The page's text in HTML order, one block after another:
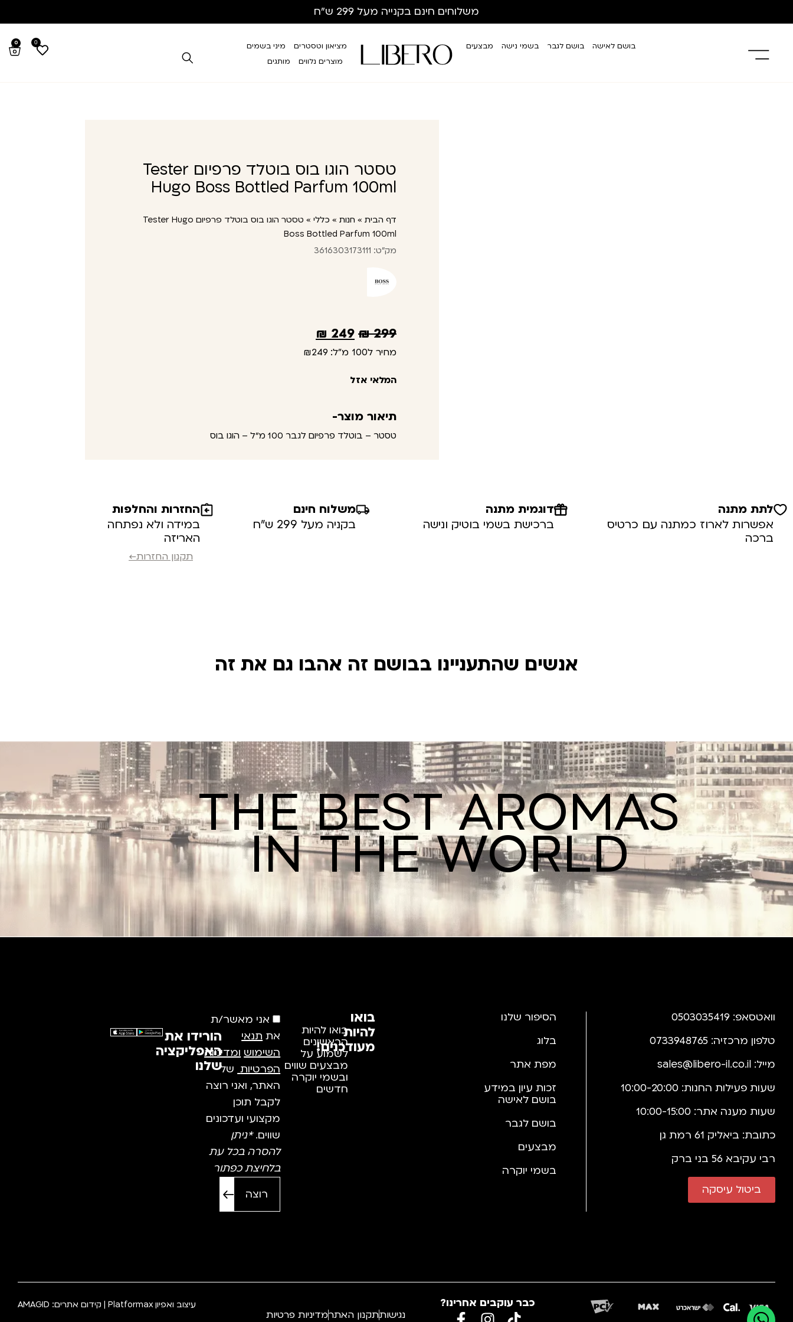
משלוחים חינם בקנייה מעל 299 ש”ח
בושם לאישה בושם לגבר בשמי נישה מבצעים מציאון וטסטרים
מיני בשמים
מוצרים נלווים
מותגים
0
0
טסטר הוגו בוס בוטלד פרפיום Tester
Hugo Boss Bottled Parfum 100ml
דף הבית » חנות » כללי »
טסטר הוגו בוס בוטלד פרפיום Tester Hugo
Boss Bottled Parfum 100ml
מק"ט: 3616303173111
299
₪
249
₪
מחיר ל100 מ"ל: ₪249
המלאי אזל
תיאור מוצר-
טסטר – בוטלד פרפיום לגבר 100 מ"ל – הוגו בוס
לתת מתנה
אפשרות לארוז כמתנה עם כרטיס
ברכה
דוגמית מתנה
ברכישת בשמי בוטיק ונישה
משלוח חינם
בקניה מעל 299 ש”ח
החזרות והחלפות
במידה ולא נפתחה
האריזה
תקנון החזרות←
אנשים שהתעניינו בבושם זה אהבו גם את זה
THE BEST AROMAS
IN THE WORLD
וואטסאפ: 0503035419
טלפון מרכזיה: 0733948765
מייל: sales@libero-il.co.il
שעות פעילות החנות: 10:00-20:00
שעות מענה אתר: 10:00-15:00
כתובת: ביאליק 61 רמת גן
רבי עקיבא 56 בני ברק
ביטול עיסקה
הסיפור שלנו
בלוג
מפת אתר
זכות עיון במידע
בושם לאישה
בושם לגבר
מבצעים
בשמי יוקרה
בואו
להיות
מעודכנים!
בואו להיות
הראשונים
לשמוע על
מבצעים שווים
ובשמי יוקרה
חדשים
אני מאשר/ת
אתתנאי
השימוש ומדיניות
הפרטיות של
האתר, ואני רוצה
לקבל תוכן
מקצועי ועדכונים
שווים.*ניתן
להסרה בכל עת
בלחיצת כפתור
הורידו את
האפליקציה
שלנו
כבר עוקבים אחרינו?
נגישותתקנון האתרמדיניות פרטיות
עיצוב ואפיוןPlatformax | קידום אתרים: AMAGID